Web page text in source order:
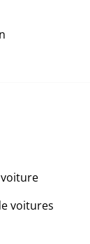
voitures